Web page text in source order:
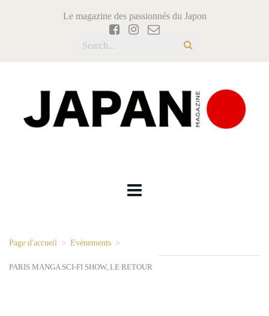
Le magazine des passionnés du Japon
Page d'accueil > Evénements >
PARIS MANGA SCI-FI SHOW, LE RETOUR